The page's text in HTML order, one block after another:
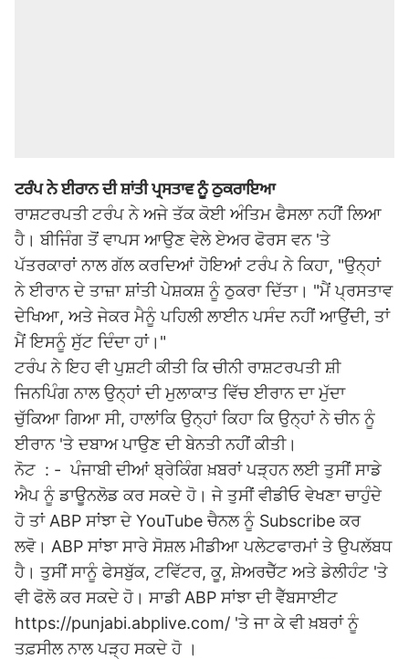
ਟਰੰਪ ਨੇ ਈਰਾਨ ਦੀ ਸ਼ਾਂਤੀ ਪ੍ਰਸਤਾਵ ਨੂੰ ਠੁਕਰਾਇਆ
ਰਾਸ਼ਟਰਪਤੀ ਟਰੰਪ ਨੇ ਅਜੇ ਤੱਕ ਕੋਈ ਅੰਤਿਮ ਫੈਸਲਾ ਨਹੀਂ ਲਿਆ
ਹੈ। ਬੀਜਿੰਗ ਤੋਂ ਵਾਪਸ ਆਉਣ ਵੇਲੇ ਏਅਰ ਫੋਰਸ ਵਨ 'ਤੇ
ਪੱਤਰਕਾਰਾਂ ਨਾਲ ਗੱਲ ਕਰਦਿਆਂ ਹੋਇਆਂ ਟਰੰਪ ਨੇ ਕਿਹਾ, "ਉਨ੍ਹਾਂ
ਨੇ ਈਰਾਨ ਦੇ ਤਾਜ਼ਾ ਸ਼ਾਂਤੀ ਪੇਸ਼ਕਸ਼ ਨੂੰ ਠੁਕਰਾ ਦਿੱਤਾ। "ਮੈਂ ਪ੍ਰਸਤਾਵ
ਦੇਖਿਆ, ਅਤੇ ਜੇਕਰ ਮੈਨੂੰ ਪਹਿਲੀ ਲਾਈਨ ਪਸੰਦ ਨਹੀਂ ਆਉਂਦੀ, ਤਾਂ
ਮੈਂ ਇਸਨੂੰ ਸੁੱਟ ਦਿੰਦਾ ਹਾਂ।"
ਟਰੰਪ ਨੇ ਇਹ ਵੀ ਪੁਸ਼ਟੀ ਕੀਤੀ ਕਿ ਚੀਨੀ ਰਾਸ਼ਟਰਪਤੀ ਸ਼ੀ
ਜਿਨਪਿੰਗ ਨਾਲ ਉਨ੍ਹਾਂ ਦੀ ਮੁਲਾਕਾਤ ਵਿੱਚ ਈਰਾਨ ਦਾ ਮੁੱਦਾ
ਚੁੱਕਿਆ ਗਿਆ ਸੀ, ਹਾਲਾਂਕਿ ਉਨ੍ਹਾਂ ਕਿਹਾ ਕਿ ਉਨ੍ਹਾਂ ਨੇ ਚੀਨ ਨੂੰ
ਈਰਾਨ 'ਤੇ ਦਬਾਅ ਪਾਉਣ ਦੀ ਬੇਨਤੀ ਨਹੀਂ ਕੀਤੀ।
ਨੋਟ : - ਪੰਜਾਬੀ ਦੀਆਂ ਬ੍ਰੇਕਿੰਗ ਖ਼ਬਰਾਂ ਪੜ੍ਹਨ ਲਈ ਤੁਸੀਂ ਸਾਡੇ
ਐਪ ਨੂੰ ਡਾਊਨਲੋਡ ਕਰ ਸਕਦੇ ਹੋ। ਜੇ ਤੁਸੀਂ ਵੀਡੀਓ ਵੇਖਣਾ ਚਾਹੁੰਦੇ
ਹੋ ਤਾਂ ABP ਸਾਂਝਾ ਦੇ YouTube ਚੈਨਲ ਨੂੰ Subscribe ਕਰ
ਲਵੋ। ABP ਸਾਂਝਾ ਸਾਰੇ ਸੋਸ਼ਲ ਮੀਡੀਆ ਪਲੇਟਫਾਰਮਾਂ ਤੇ ਉਪਲੱਬਧ
ਹੈ। ਤੁਸੀਂ ਸਾਨੂੰ ਫੇਸਬੁੱਕ, ਟਵਿੱਟਰ, ਕੂ, ਸ਼ੇਅਰਚੈੱਟ ਅਤੇ ਡੇਲੀਹੰਟ 'ਤੇ
ਵੀ ਫੋਲੋ ਕਰ ਸਕਦੇ ਹੋ। ਸਾਡੀ ABP ਸਾਂਝਾ ਦੀ ਵੈੱਬਸਾਈਟ
https://punjabi.abplive.com/ 'ਤੇ ਜਾ ਕੇ ਵੀ ਖ਼ਬਰਾਂ ਨੂੰ
ਤਫ਼ਸੀਲ ਨਾਲ ਪੜ੍ਹ ਸਕਦੇ ਹੋ ।